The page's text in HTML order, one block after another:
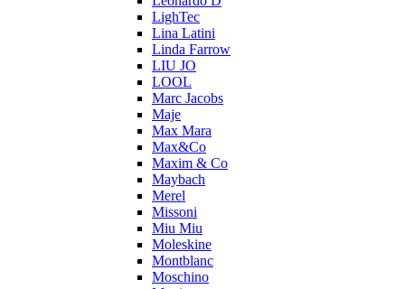
LighTec
Lina Latini
Linda Farrow
LIU JO
LOOL
Marc Jacobs
Maje
Max Mara
Max&Co
Maxim & Co
Maybach
Merel
Missoni
Miu Miu
Moleskine
Montblanc
Moschino